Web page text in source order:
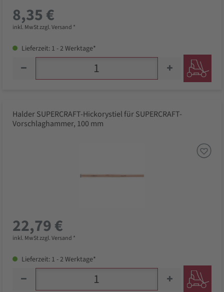
8,35 €
inkl. MwSt zzgl. Versand *
Lieferzeit: 1 - 2 Werktage*
Halder SUPERCRAFT-Hickorystiel für SUPERCRAFT-
Vorschlaghammer, 100 mm
22,79 €
inkl. MwSt zzgl. Versand *
Lieferzeit: 1 - 2 Werktage*